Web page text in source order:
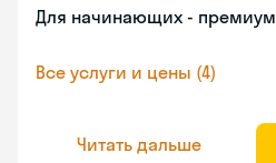
Для начинающих - премиум
Все услуги и цены (4)
Читать дальше